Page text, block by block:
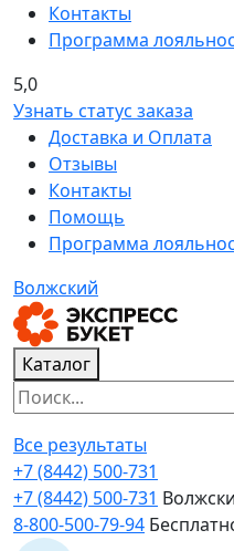
Контакты
Программа
5,0
Узнать статус заказа
Доставка и Оплата
Отзывы
Контакты
Помощь
Программа
Волжский
Каталог
Все результаты
+7 (8442) 500-731
+7 (8442) 500-731
8-800-500-79-94